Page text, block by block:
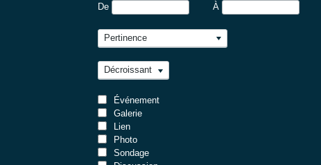
De À
Pertinence
Décroissant
Événement
Galerie
Lien
Photo
Sondage